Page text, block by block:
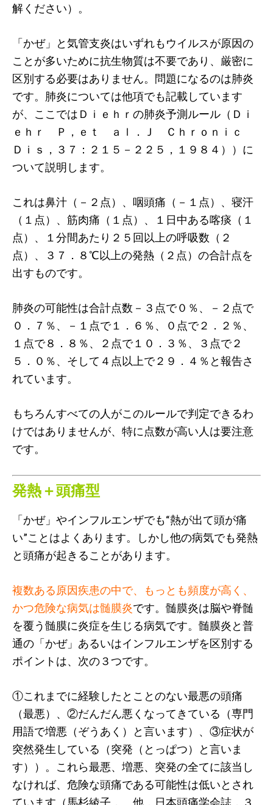
解ください）。
「かぜ」と気管支炎はいずれもウイルスが原因の
ことが多いために抗生物質は不要であり、厳密に
区別する必要はありません。問題になるのは肺炎
です。肺炎については他項でも記載しています
が、ここではＤｉｅｈｒの肺炎予測ルール（Ｄｉ
ｅｈｒ Ｐ，ｅｔ ａｌ．Ｊ Ｃｈｒｏｎｉｃ
Ｄｉｓ，３７：２１５－２２５，１９８４））に
ついて説明します。
これは鼻汁（－２点）、咽頭痛（－１点）、寝汗
（１点）、筋肉痛（１点）、１日中ある喀痰（１
点）、１分間あたり２５回以上の呼吸数（２
点）、３７．８℃以上の発熱（２点）の合計点を
出すものです。
肺炎の可能性は合計点数－３点で０％、－２点で
０．７％、－１点で１．６％、０点で２．２％、
１点で８．８％、２点で１０．３％、３点で２
５．０％、そして４点以上で２９．４％と報告さ
れています。
もちろんすべての人がこのルールで判定できるわ
けではありませんが、特に点数が高い人は要注意
です。
発熱＋頭痛型
「かぜ」やインフルエンザでも“熱が出て頭が痛
い”ことはよくあります。しかし他の病気でも発熱
と頭痛が起きることがあります。
複数ある原因疾患の中で、もっとも頻度が高く、
かつ危険な病気は髄膜炎です。髄膜炎は脳や脊髄
を覆う髄膜に炎症を生じる病気です。髄膜炎と普
通の「かぜ」あるいはインフルエンザを区別する
ポイントは、次の３つです。
①これまでに経験したとことのない最悪の頭痛
（最悪）、②だんだん悪くなってきている（専門
用語で増悪（ぞうあく）と言います）、③症状が
突然発生している（突発（とっぱつ）と言いま
す））。これら最悪、増悪、突発の全てに該当し
なければ、危険な頭痛である可能性は低いとされ
ています（馬杉綾子， 他．日本頭痛学会誌，３